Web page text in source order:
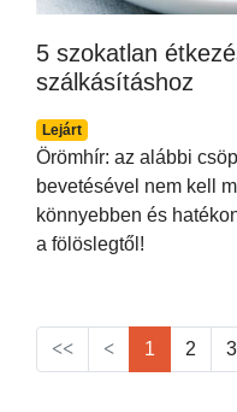
5 szokatlan
szálkásításhoz
Lejárt
Örömhír: az alábbi
bevetésével nem kell
könnyebben és
a fölöslegtől!
1 2 3